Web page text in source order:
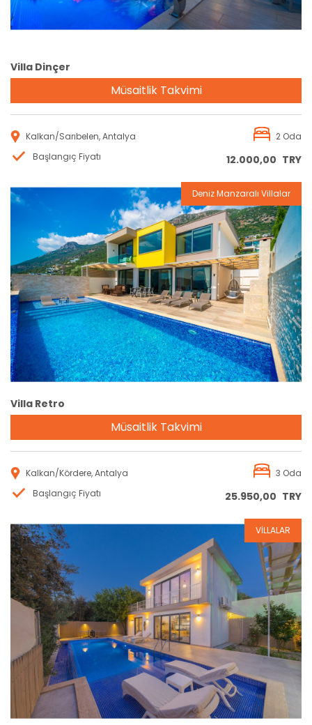
Villa Dinçer
Müsaitlik Takvimi
Kalkan/Sarıbelen, Antalya
2 Oda
Başlangıç Fiyatı
12.000,00 TRY
Rezervasyon
Deniz Manzaralı Villalar
Villa Retro
Müsaitlik Takvimi
Kalkan/Kördere, Antalya
3 Oda
Başlangıç Fiyatı
25.950,00 TRY
Rezervasyon
VİLLALAR